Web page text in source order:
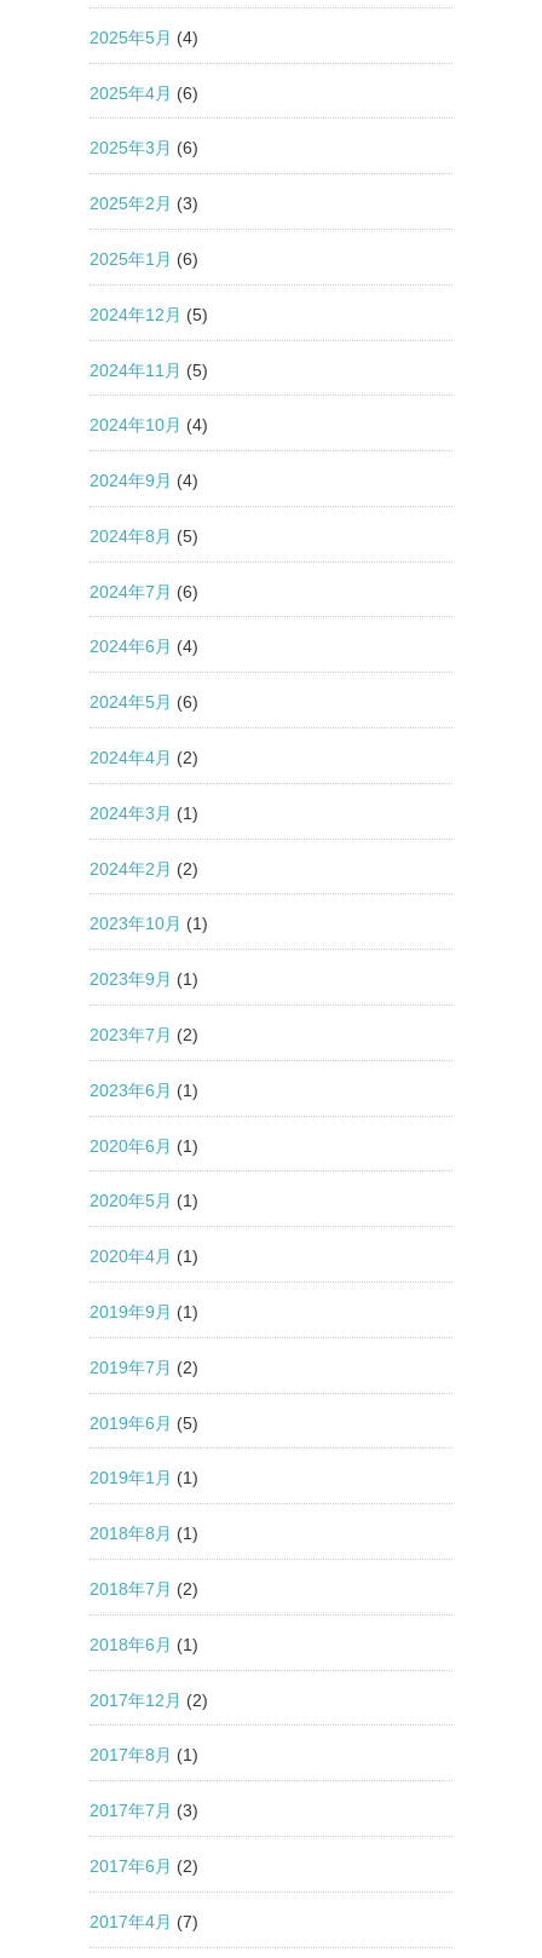
2025年5月 (4)
2025年4月 (6)
2025年3月 (6)
2025年2月 (3)
2025年1月 (6)
2024年12月 (5)
2024年11月 (5)
2024年10月 (4)
2024年9月 (4)
2024年8月 (5)
2024年7月 (6)
2024年6月 (4)
2024年5月 (6)
2024年4月 (2)
2024年3月 (1)
2024年2月 (2)
2023年10月 (1)
2023年9月 (1)
2023年7月 (2)
2023年6月 (1)
2020年6月 (1)
2020年5月 (1)
2020年4月 (1)
2019年9月 (1)
2019年7月 (2)
2019年6月 (5)
2019年1月 (1)
2018年8月 (1)
2018年7月 (2)
2018年6月 (1)
2017年12月 (2)
2017年8月 (1)
2017年7月 (3)
2017年6月 (2)
2017年4月 (7)